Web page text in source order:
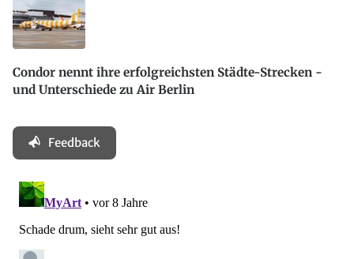
Condor nennt ihre erfolgreichsten Städte-Strecken -
und Unterschiede zu Air Berlin
Feedback